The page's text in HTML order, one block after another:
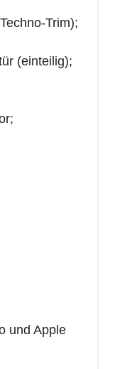
Trim);
(einteilig);
und Apple